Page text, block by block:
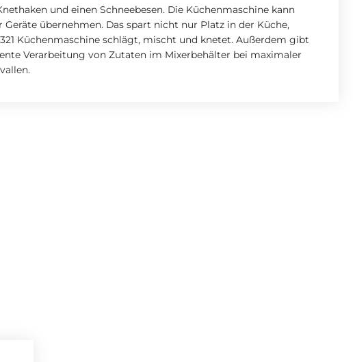
und einen Schneebesen. Die Küchenmaschine kann
übernehmen. Das spart nicht nur Platz in der Küche,
Küchenmaschine schlägt, mischt und knetet. Außerdem gibt
Verarbeitung von Zutaten im Mixerbehälter bei maximaler